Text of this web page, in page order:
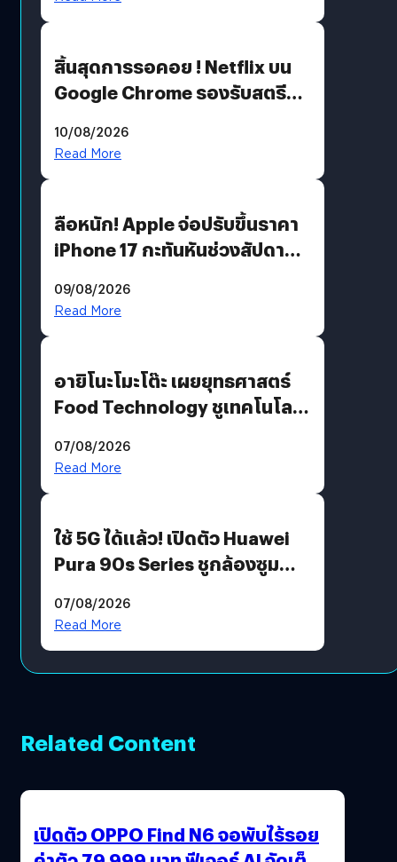
สิ้นสุดการรอคอย ! Netflix บน
Google Chrome รองรับสตรีม
เงื่อนไขที่กำหนด
10/08/2026
Read More
ลือหนัก! Apple จ่อปรับขึ้นราคา
iPhone 17 กะทันหันช่วงสัปดาห์ที่
09/08/2026
Read More
อายิโนะโมะโต๊ะ เผยยุทธศาสตร์
Food Technology ชูเทคโนโลยี
บริโภคและ B2B
07/08/2026
Read More
ใช้ 5G ได้แล้ว! เปิดตัว Huawei
Pura 90s Series ชูกล้องซูม
07/08/2026
Read More
Related Content
เปิดตัว OPPO Find N6 จอพับไร้รอย